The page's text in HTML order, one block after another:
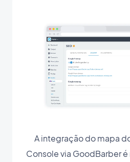
A integração do mapa
Console via GoodBarber